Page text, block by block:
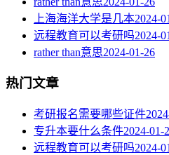
上海海洋大学是几本2024-
远程教育可以考研吗2024-
rather than意思2024-01-26
热门文章
考研报名需要哪些证件
专升本要什么条件2024-01-
远程教育可以考研吗2024-